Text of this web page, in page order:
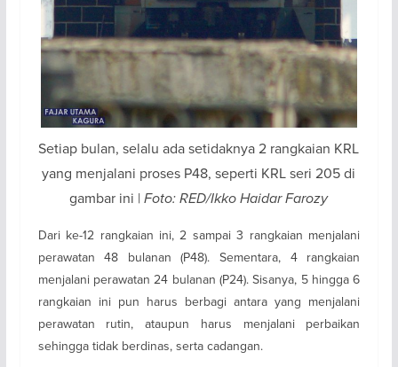
Setiap bulan, selalu ada setidaknya 2 rangkaian KRL
yang menjalani proses P48, seperti KRL seri 205 di
gambar ini |Foto: RED/Ikko Haidar Farozy
Dari ke-12 rangkaian ini, 2 sampai 3 rangkaian menjalani
perawatan 48 bulanan (P48). Sementara, 4 rangkaian
menjalani perawatan 24 bulanan (P24). Sisanya, 5 hingga 6
rangkaian ini pun harus berbagi antara yang menjalani
perawatan rutin, ataupun harus menjalani perbaikan
sehingga tidak berdinas, serta cadangan.